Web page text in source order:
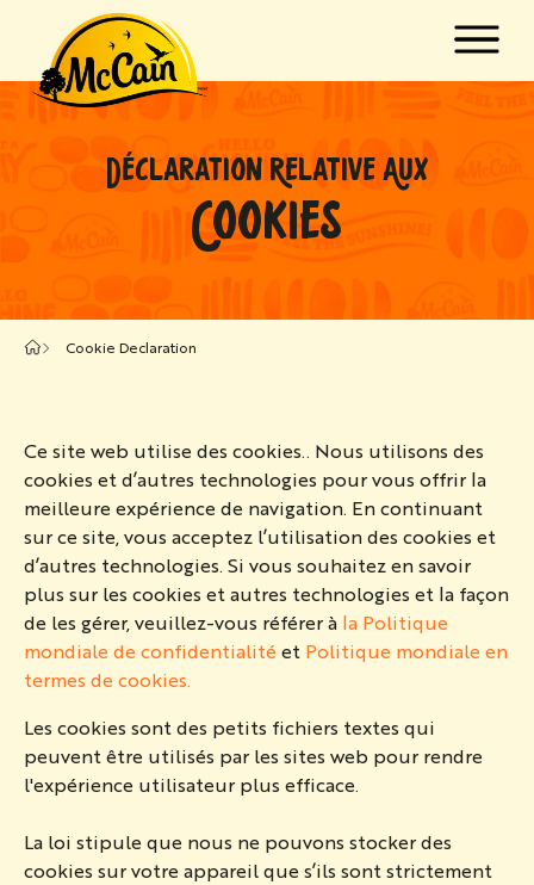
Passer au contenu principal
submenu for "Recettes"
DÉCLARATION RELATIVE AUX
COOKIES
Cookie Declaration
Ce site web utilise des cookies.. Nous utilisons des
cookies et d’autres technologies pour vous offrir la
meilleure expérience de navigation. En continuant
sur ce site, vous acceptez l’utilisation des cookies et
d’autres technologies. Si vous souhaitez en savoir
plus sur les cookies et autres technologies et la façon
de les gérer, veuillez-vous référer à la Politique
mondiale de confidentialité et Politique mondiale en
termes de cookies.
Les cookies sont des petits fichiers textes qui
peuvent être utilisés par les sites web pour rendre
l'expérience utilisateur plus efficace.
La loi stipule que nous ne pouvons stocker des
cookies sur votre appareil que s’ils sont strictement